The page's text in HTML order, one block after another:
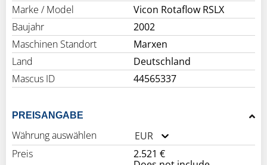
Marke / Model
Vicon Rotaflow RSLX
Baujahr
2002
Maschinen Standort
Marxen
Land
Deutschland
Mascus ID
44565337
PREISANGABE
Währung auswählen
EUR
Preis
2.521 €